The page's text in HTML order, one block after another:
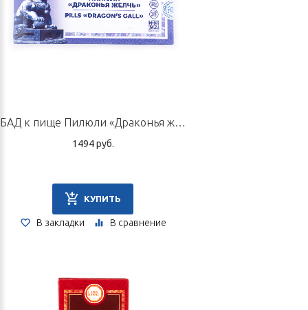
БАД к пище Пилюли «Драконья желчь», 10 пилюль по 6 г
1494 руб.
КУПИТЬ
В закладки В сравнение